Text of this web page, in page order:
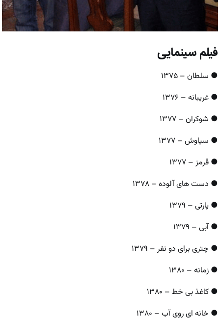
فیلم سینمایی
● سلطان – ۱۳۷۵
● غریبانه – ۱۳۷۶
● شوکران – ۱۳۷۷
● سیاوش – ۱۳۷۷
● قرمز – ۱۳۷۷
● دست‌ های آلوده – ۱۳۷۸
● پارتی – ۱۳۷۹
● آبی – ۱۳۷۹
● چتری برای دو نفر – ۱۳۷۹
● زمانه – ۱۳۸۰
● کاغذ بی خط – ۱۳۸۰
● خانه‌ ای روی آب – ۱۳۸۰